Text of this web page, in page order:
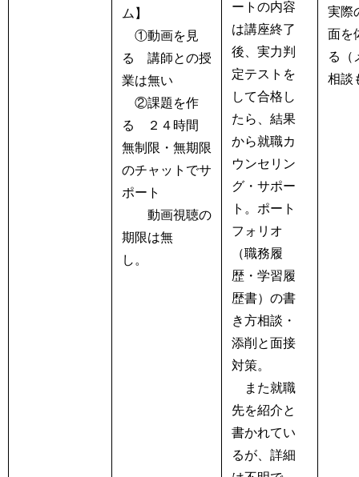
ム】
①動画を見
る 講師との授
業は無い
②課題を作
る ２４時間
無制限・無期限
のチャットでサ
ポート
動画視聴の
期限は無
し。
ートの内容
は講座終了
後、実力判
定テストを
して合格し
たら、結果
から就職カ
ウンセリン
グ・サポー
ト。ポート
フォリオ
（職務履
歴・学習履
歴書）の書
き方相談・
添削と面接
対策。
また就職
先を紹介と
書かれてい
るが、詳細
実際
面を
る（
相談